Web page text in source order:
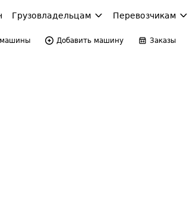
Грузовладельцам Перевозчикам
Добавить машину Заказы